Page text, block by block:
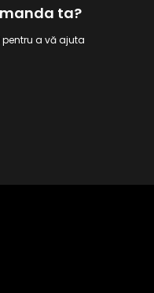
ta?
pentru a vă ajuta